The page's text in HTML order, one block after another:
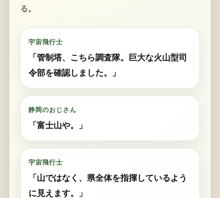
る。
宇宙飛行士
「管制塔、こちら調査隊。巨大な火山型司
令部を確認しました。」
静岡のおじさん
「富士山や。」
宇宙飛行士
「山ではなく、県全体を指揮しているよう
に見えます。」